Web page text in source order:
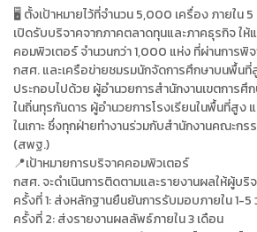
🖥 ตั้งเป้าหมายไว้ที่จำนวน 5,000 เครื่อง ภายใน
เปิดรับบริจาคจากภาคตลาดทุนและภาคธุรกิจ ให้
คอมพิวเตอร์ จำนวนกว่า 1,000 แห่ง ที่ผ่านการ
กสศ. และเครือข่ายชมรมนักจัดการศึกษาบนพื้นที่
ประกอบไปด้วย ผู้อำนวยการสำนักงานเขตการศึ
ในถิ่นทุรกันดาร ผู้อำนวยการโรงเรียนในพื้นที่สูง
ในเกาะ ซึ่งทุกฝ่ายทำงานร่วมกับสำนักงานคณะก
(สพฐ.)
📍เป้าหมายการบริจาคคอมพิวเตอร์
กสศ. จะดำเนินการติดตามและรายงานผลให้ผู้บ
ครั้งที่ 1: ส่งหลักฐานยืนยันการรับมอบภายใน 1-5
ครั้งที่ 2: ส่งรายงานผลลัพธ์ภายใน 3 เดือน